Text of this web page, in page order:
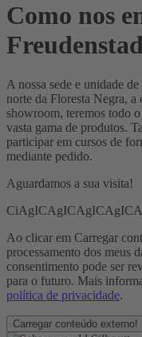
Como nos
A nossa sede e unidade
norte da Floresta Negra,
showroom, teremos todo
vasta gama de produtos.
participar em cursos de
mediante pedido.
Aguardamos a sua visita!
Ao clicar em Carregar
processamento dos meus
consentimento pode ser
para o futuro. Mais
política de privacidade.
Carregar conteúdo externo!